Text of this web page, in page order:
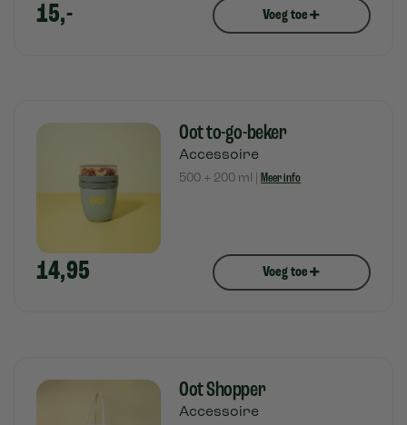
15,- Voeg toe+
Oot to-go-beker
Accessoire
500 + 200 ml | Meer info
14,95 Voeg toe+
Oot Shopper
Accessoire